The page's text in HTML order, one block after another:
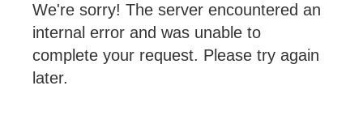
We're sorry! The server encountered an
internal error and was unable to
complete your request. Please try again
later.